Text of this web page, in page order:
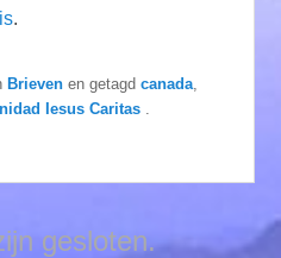
.
Brieven en getagdcanada
Iesus Caritas
gesloten.